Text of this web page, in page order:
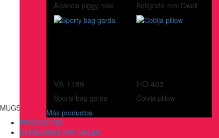
Alcancia piggy max Bolígrafo mini Dwell
VA-1189
Sporty bag garda
HO-403
Cobija pillow
Más productos
PRODUCTOS
CATÁLOGOS VIRTUALES
MUGS, BOTILITOS, VASOS & TERMOS